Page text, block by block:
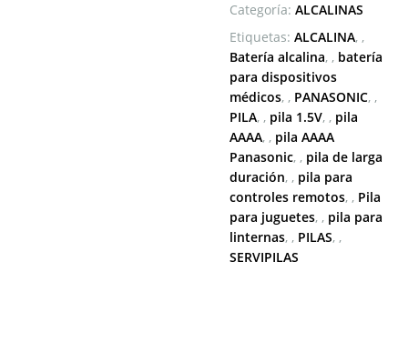
Categoría: ALCALINAS
Etiquetas: ALCALINA ,
Batería alcalina , batería
para dispositivos
médicos , PANASONIC ,
PILA , pila 1.5V , pila
AAAA , pila AAAA
Panasonic , pila de larga
duración , pila para
controles remotos , Pila
para juguetes , pila para
linternas , PILAS ,
SERVIPILAS